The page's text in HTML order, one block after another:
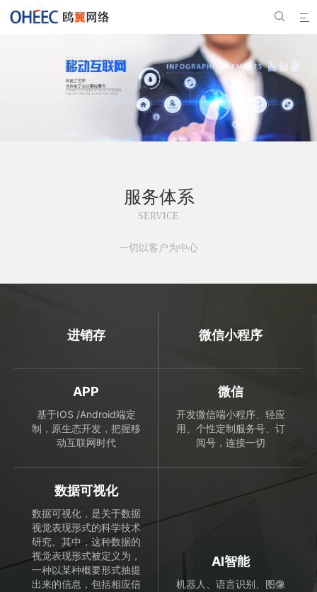


服务体系
SERVICE
一切以客户为中心
进销存 微信小程序
APP
基于IOS /Android端定
制，原生态开发，把握移
动互联网时代
微信
开发微信端小程序、轻应
用、个性定制服务号、订
阅号，连接一切
数据可视化
数据可视化，是关于数据
视觉表现形式的科学技术
研究。其中，这种数据的
视觉表现形式被定义为，
一种以某种概要形式抽提
出来的信息，包括相应信
AI智能
机器人、语言识别、图像